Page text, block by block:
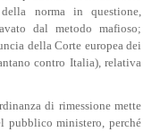
norma in questione,
dal metodo mafioso;
della Corte europea dei
contro Italia), relativa
di rimessione mette
pubblico ministero, perché